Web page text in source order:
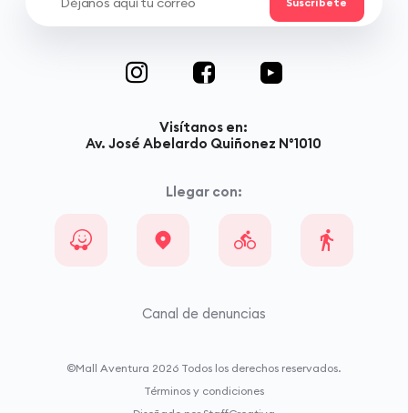
Visítanos en:
Av. José Abelardo Quiñonez N°1010
Llegar con:
Canal de denuncias
©Mall Aventura 2026 Todos los derechos reservados.
Términos y condiciones